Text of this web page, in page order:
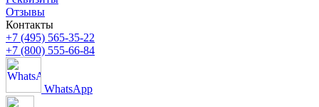
Отзывы
Контакты
+7 (495) 565-35-22
+7 (800) 555-66-84
WhatsApp